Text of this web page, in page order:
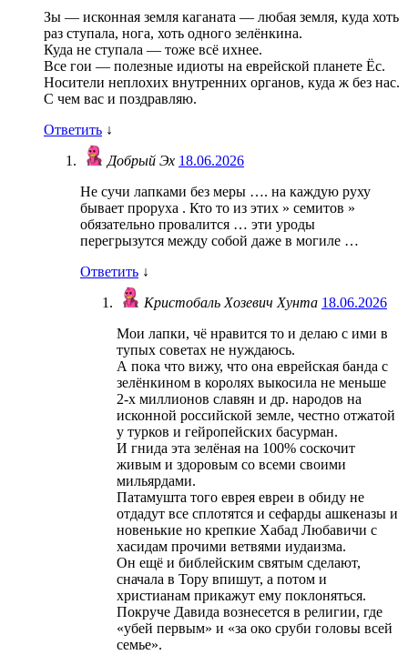
Зы — исконная земля каганата — любая земля, куда хоть
раз ступала, нога, хоть одного зелёнкина.
Куда не ступала — тоже всё ихнее.
Все гои — полезные идиоты на еврейской планете Ёс.
Носители неплохих внутренних органов, куда ж без нас.
С чем вас и поздравляю.
Ответить ↓
Добрый Эх 18.06.2026
Не сучи лапками без меры …. на каждую руху
бывает проруха . Кто то из этих » семитов »
обязательно провалится … эти уроды
перегрызутся между собой даже в могиле …
Ответить ↓
Кристобаль Хозевич Хунта 18.06.2026
Мои лапки, чё нравится то и делаю с ими в
тупых советах не нуждаюсь.
А пока что вижу, что она еврейская банда с
зелёнкином в королях выкосила не меньше
2-х миллионов славян и др. народов на
исконной российской земле, честно отжатой
у турков и гейропейских басурман.
И гнида эта зелёная на 100% соскочит
живым и здоровым со всеми своими
мильярдами.
Патамушта того еврея евреи в обиду не
отдадут все сплотятся и сефарды ашкеназы и
новенькие но крепкие Хабад Любавичи с
хасидам прочими ветвями иудаизма.
Он ещё и библейским святым сделают,
сначала в Тору впишут, а потом и
христианам прикажут ему поклоняться.
Покруче Давида вознесется в религии, где
«убей первым» и «за око сруби головы всей
семье».